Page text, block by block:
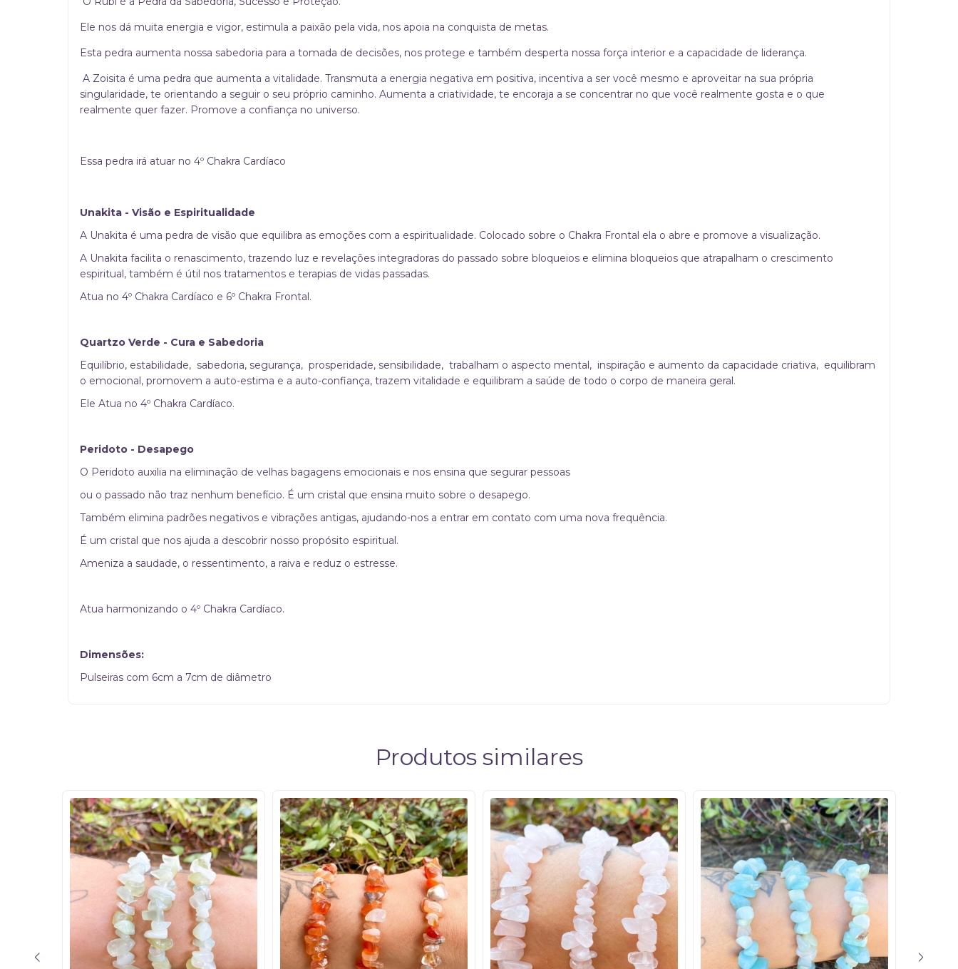
Ele nos dá muita energia e vigor, estimula a paixão pela vida, nos apoia na conquista de metas.
Esta pedra aumenta nossa sabedoria para a tomada de decisões, nos protege e também desperta nossa força interior e a capacidade de liderança.
A Zoisita é uma pedra que aumenta a vitalidade. Transmuta a energia negativa em positiva, incentiva a ser você mesmo e aproveitar na sua própria
singularidade, te orientando a seguir o seu próprio caminho. Aumenta a criatividade, te encoraja a se concentrar no que você realmente gosta e o que
realmente quer fazer. Promove a confiança no universo.
Essa pedra irá atuar no 4º Chakra Cardíaco
Unakita - Visão e Espiritualidade
A Unakita é uma pedra de visão que equilibra as emoções com a espiritualidade. Colocado sobre o Chakra Frontal ela o abre e promove a visualização.
A Unakita facilita o renascimento, trazendo luz e revelações integradoras do passado sobre bloqueios e elimina bloqueios que atrapalham o crescimento
espiritual, também é útil nos tratamentos e terapias de vidas passadas.
Atua no 4º Chakra Cardíaco e 6º Chakra Frontal.
Quartzo Verde - Cura e Sabedoria
Equilíbrio, estabilidade, sabedoria, segurança, prosperidade, sensibilidade, trabalham o aspecto mental, inspiração e aumento da capacidade criativa, equilibram
o emocional, promovem a auto-estima e a auto-confiança, trazem vitalidade e equilibram a saúde de todo o corpo de maneira geral.
Ele Atua no 4º Chakra Cardíaco.
Peridoto - Desapego
O Peridoto auxilia na eliminação de velhas bagagens emocionais e nos ensina que segurar pessoas
ou o passado não traz nenhum benefício. É um cristal que ensina muito sobre o desapego.
Também elimina padrões negativos e vibrações antigas, ajudando-nos a entrar em contato com uma nova frequência.
É um cristal que nos ajuda a descobrir nosso propósito espiritual.
Ameniza a saudade, o ressentimento, a raiva e reduz o estresse.
Atua harmonizando o 4º Chakra Cardíaco.
Dimensões:
Pulseiras com 6cm a 7cm de diâmetro
Produtos similares